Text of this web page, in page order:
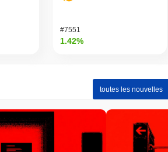
#7551
1.42%
toutes les nouvelles